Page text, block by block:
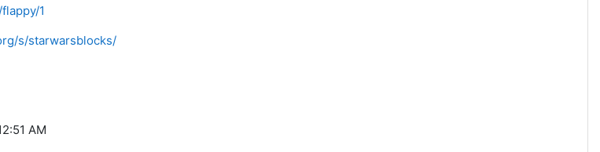
1
s/starwarsblocks/
AM